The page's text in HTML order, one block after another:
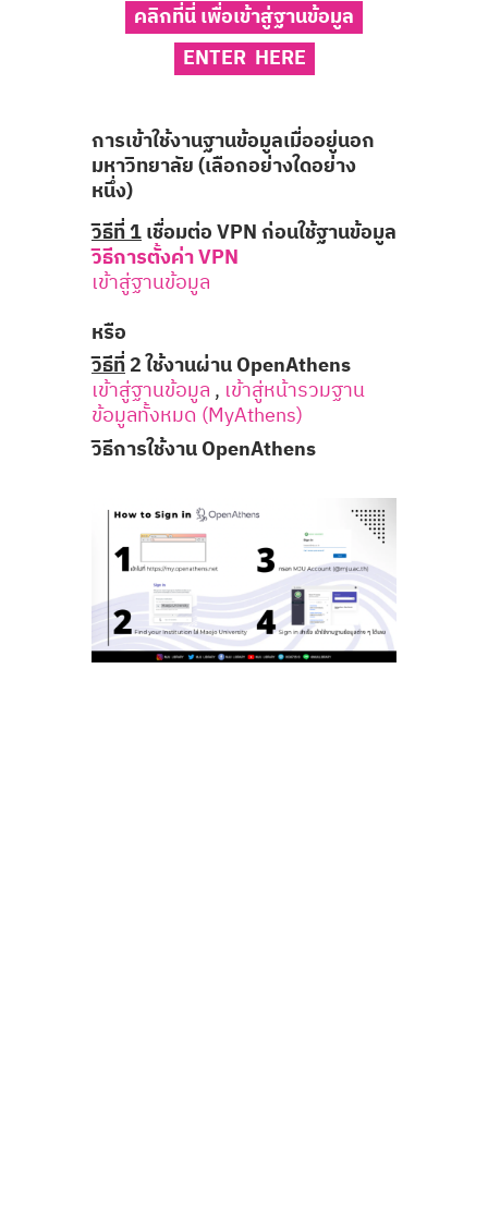
คลิกที่นี่ เพื่อเข้าสู่ฐานข้อมูล
ENTER HERE
การเข้าใช้งานฐานข้อมูลเมื่ออยู่นอก
มหาวิทยาลัย(เลือกอย่างใดอย่าง
หนึ่ง)
วิธีที่ 1เชื่อมต่อVPN ก่อนใช้ฐานข้อมูล
วิธีการตั้งค่า VPN
เข้าสู่ฐานข้อมูล
หรือ
วิธีที่2 ใช้งานผ่านOpenAthens
เข้าสู่ฐานข้อมูล , เข้าสู่หน้ารวมฐาน
ข้อมูลทั้งหมด (MyAthens)
วิธีการใช้งาน OpenAthens